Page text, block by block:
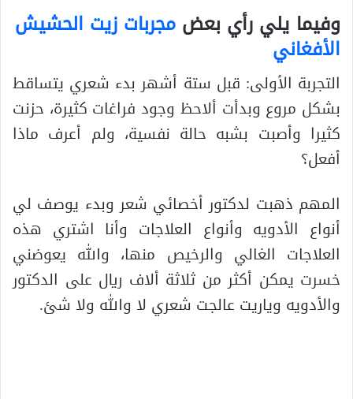
وفيما يلي رأي بعض مجربات زيت الحشيش
الأفغاني
التجربة الأولى: قبل ستة أشهر بدء شعري يتساقط
بشكل مروع وبدأت ألاحظ وجود فراغات كثيرة، حزنت
كثيرا وأصبت بشبه حالة نفسية، ولم أعرف ماذا
أفعل؟
المهم ذهبت لدكتور أخصائي شعر وبدء يوصف لي
أنواع الأدويه وأنواع العلاجات وأنا اشتري هذه
العلاجات الغالي والرخيص منها، والله يعوضني
خسرت يمكن أكثر من ثلاثة ألاف ريال على الدكتور
والأدويه وياريت عالجت شعري لا والله ولا شئ.